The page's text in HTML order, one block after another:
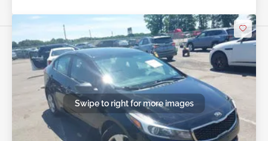
Swipe to right for more images